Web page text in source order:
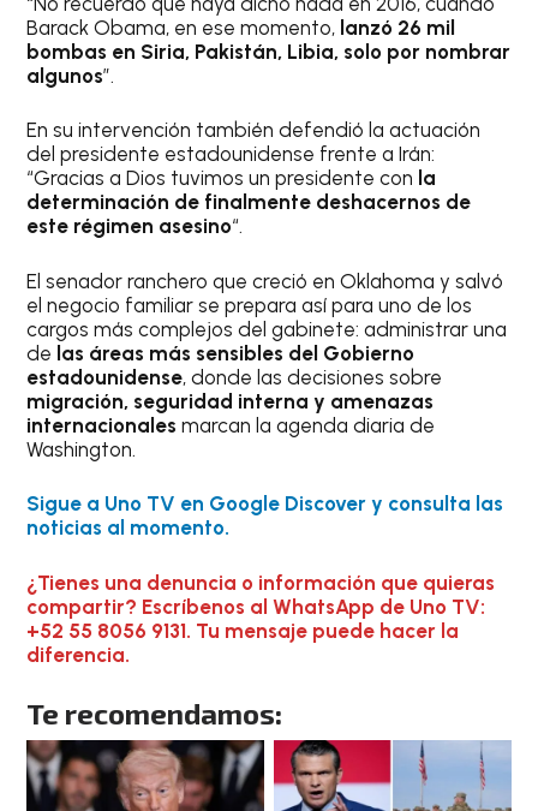
Barack Obama, en ese momento, lanzó 26 mil
bombas en Siria, Pakistán, Libia, solo por nombrar
algunos”.
En su intervención también defendió la actuación
del presidente estadounidense frente a Irán:
“Gracias a Dios tuvimos un presidente con la
determinación de finalmente deshacernos de
este régimen asesino“.
El senador ranchero que creció en Oklahoma y salvó
el negocio familiar se prepara así para uno de los
cargos más complejos del gabinete: administrar una
de las áreas más sensibles del Gobierno
estadounidense, donde las decisiones sobre
migración, seguridad interna y amenazas
internacionales marcan la agenda diaria de
Washington.
Sigue a Uno TV en Google Discover y consulta las
noticias al momento.
¿Tienes una denuncia o información que quieras
compartir? Escríbenos al WhatsApp de Uno TV:
+52 55 8056 9131. Tu mensaje puede hacer la
diferencia.
Te recomendamos: